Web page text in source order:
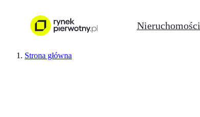
Nieruchomości
Strona główna